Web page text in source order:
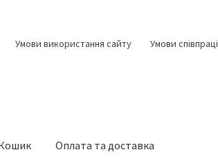
Умови використання сайту Умови співпраці
Оплата та доставка